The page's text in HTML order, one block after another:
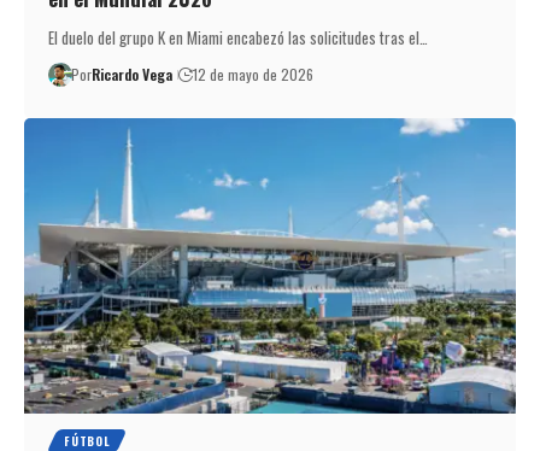
El duelo del grupo K en Miami encabezó las solicitudes tras el…
PorRicardo Vega 12 de mayo de 2026
FÚTBOL